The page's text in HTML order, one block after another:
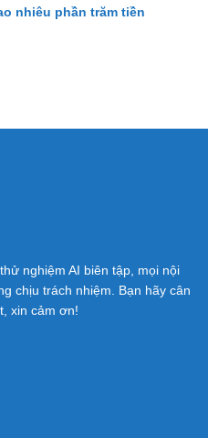
nhiêu phần trăm tiền
nghiệm AI biên tập, mọi nội
chịu trách nhiệm. Bạn hãy cân
xin cảm ơn!